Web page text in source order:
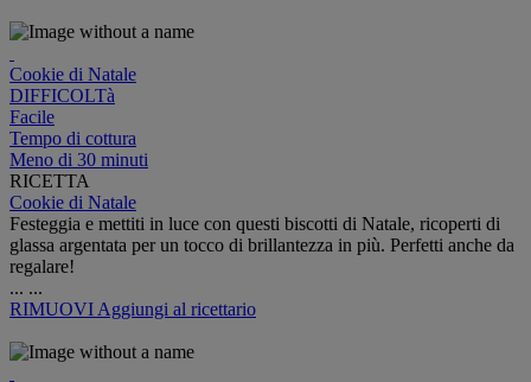
Cookie di Natale
DIFFICOLTà
Facile
Tempo di cottura
Meno di 30 minuti
RICETTA
Cookie di Natale
Festeggia e mettiti in luce con questi biscotti di Natale, ricoperti di
glassa argentata per un tocco di brillantezza in più. Perfetti anche da
regalare!
... ...
RIMUOVI Aggiungi al ricettario